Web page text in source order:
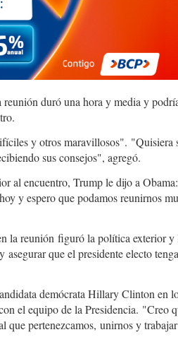
duró una hora y media y
y otros maravillosos". "Quisiera
sus consejos", agregó.
al encuentro, Trump le dijo a Obama:
y espero que podamos reunirnos
la reunión figuró la política exterior y
que el presidente electo tenga
demócrata Hillary Clinton en
el equipo de la Presidencia. "Creo
que pertenezcamos, unirnos y trabajar